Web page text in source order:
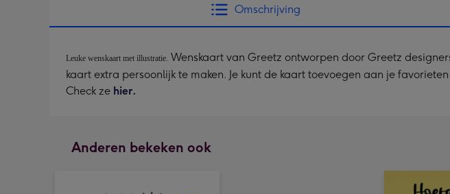
Omschrijving
Leuke wenskaart met illustratie. Wenskaart van Greetz ontworpen door Greetz
kaart extra persoonlijk te maken. Je kunt de kaart toevoegen aan je
Check ze hier.
Anderen bekeken ook